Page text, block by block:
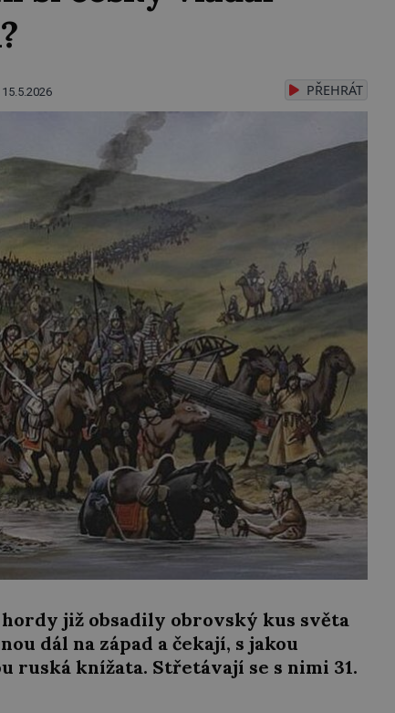
15.5.2026 PŘEHRÁT
již obsadily obrovský kus světa
dál na západ a čekají, s jakou
knížata. Střetávají se s nimi 31.